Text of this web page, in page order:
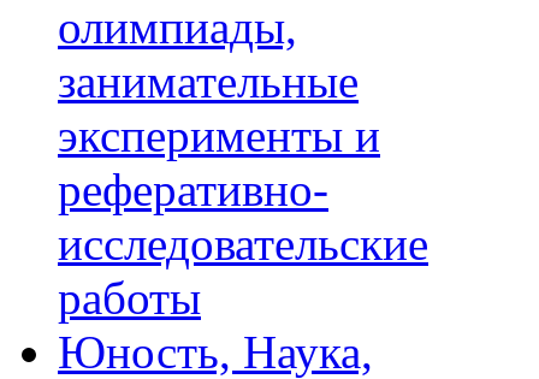
олимпиады,
занимательные
эксперименты и
реферативно-
исследовательские
работы
Юность, Наука,